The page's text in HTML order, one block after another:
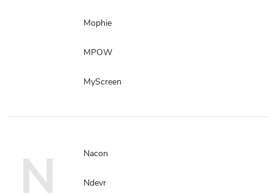
Mophie
MPOW
MyScreen
N Nacon
Ndevr